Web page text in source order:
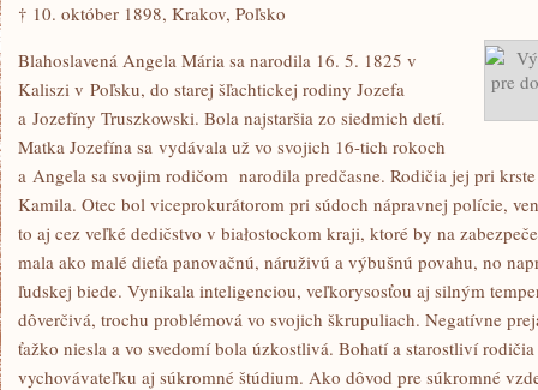
† 10. október 1898, Krakov, Poľsko
Blahoslavená Angela Mária sa narodila 16. 5. 1825 v
Kaliszi v Poľsku, do starej šľachtickej rodiny Jozefa
a Jozefíny Truszkowski. Bola najstaršia zo siedmich detí.
Matka Jozefína sa vydávala už vo svojich 16-tich rokoch
a Angela sa svojim rodičom narodila predčasne. Rodičia jej pri
Kamila. Otec bol viceprokurátorom pri súdoch nápravnej polície,
to aj cez veľké dedičstvo v białostockom kraji, ktoré by na
mala ako malé dieťa panovačnú, náruživú a výbušnú povahu, no
ľudskej biede. Vynikala inteligenciou, veľkorysosťou aj silným
dôverčivá, trochu problémová vo svojich škrupuliach. Negatívne
ťažko niesla a vo svedomí bola úzkostlivá. Bohatí a starostliví
vychovávateľku aj súkromné ​​štúdium. Ako dôvod pre súkromné